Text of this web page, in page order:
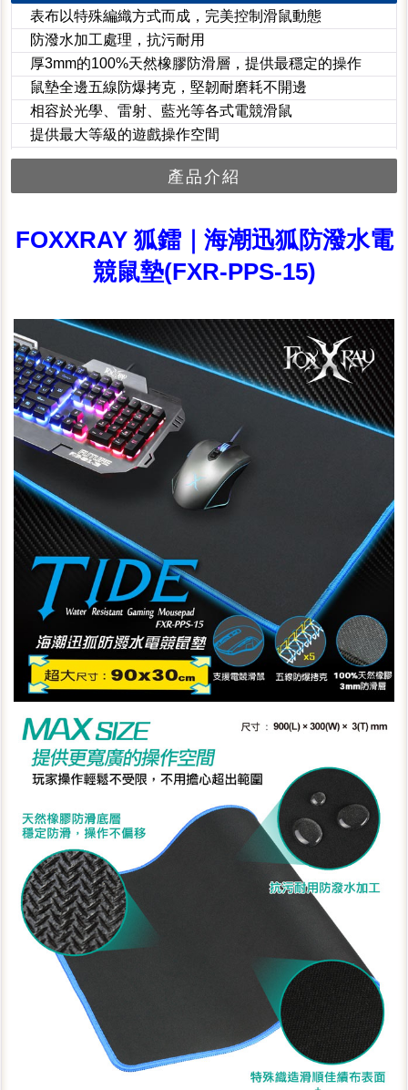
表布以特殊編織方式而成，完美控制滑鼠動態
防潑水加工處理，抗污耐用
厚3mm的100%天然橡膠防滑層，提供最穩定的操作
鼠墊全邊五線防爆拷克，堅韌耐磨耗不開邊
相容於光學、雷射、藍光等各式電競滑鼠
提供最大等級的遊戲操作空間
產品介紹
FOXXRAY 狐鐳｜海潮迅狐防潑水電
競鼠墊(FXR-PPS-15)